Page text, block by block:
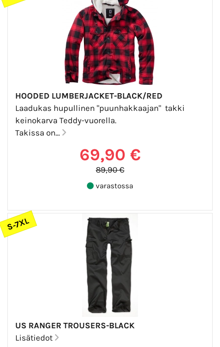
HOODED LUMBERJACKET-BLACK/RED
Laadukas hupullinen "puunhakkaajan" takki
keinokarva Teddy-vuorella.
Takissa on...
69,90 €
89,90 €
varastossa
S-7XL
US RANGER TROUSERS-BLACK
Lisätiedot